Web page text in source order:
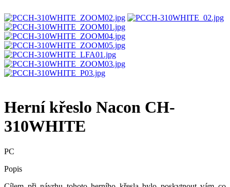
Herní křeslo Nacon CH-
310WHITE
PC
Popis